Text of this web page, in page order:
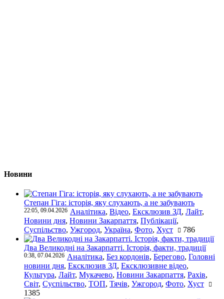
Новини
Степан Гіга: історія, яку слухають, а не забувають
22:05, 09.04.2026 Аналітика, Відео, Ексклюзив ЗД, Лайт,
Новини дня, Новини Закарпаття, Публікації,
Суспільство, Ужгород, Україна, Фото, Хуст 786
Два Великодні на Закарпатті. Історія, факти, традиції
0:38, 07.04.2026 Аналітика, Без кордонів, Берегово, Головні
новини дня, Ексклюзив ЗД, Ексклюзивне відео,
Культура, Лайт, Мукачево, Новини Закарпаття, Рахів,
Світ, Суспільство, ТОП, Тячів, Ужгород, Фото, Хуст
1385